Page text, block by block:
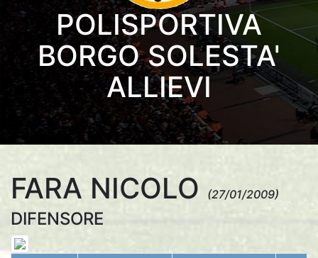
POLISPORTIVA
BORGO SOLESTA'
ALLIEVI
FARA NICOLO (27/01/2009)
DIFENSORE